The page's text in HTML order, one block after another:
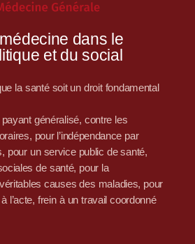
dans le
et du social
la santé soit un droit fondamental
généralisé, contre les
pour l’indépendance par
pour un service public de santé,
de santé, pour la
causes des maladies, pour
l’acte, frein à un travail coordonné